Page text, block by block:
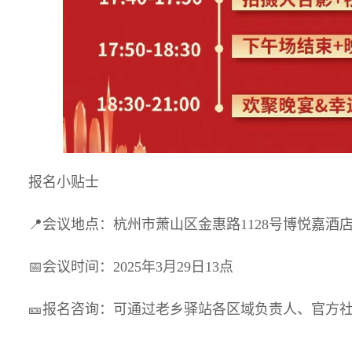
报名小贴士
📍会议地点：杭州市萧山区金惠路1128号博悦嘉酒
📅会议时间：2025年3月29日13点
🎫报名咨询：可通过老乡驿站各区域负责人、官方